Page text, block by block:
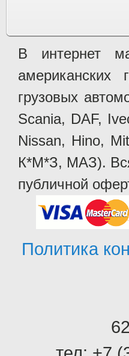
В интернет
американских
грузовых
Scania, DAF,
Nissan, Hino,
К*М*З, МАЗ). Вся
публичной
Политика